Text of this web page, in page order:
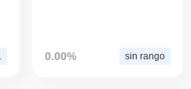
0.00% sin rango